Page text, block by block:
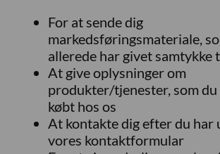
For at sende dig
markedsføringsmateriale,
allerede har givet samtykke
At give oplysninger om
produkter/tjenester, som
købt hos os
At kontakte dig efter du har
vores kontaktformular